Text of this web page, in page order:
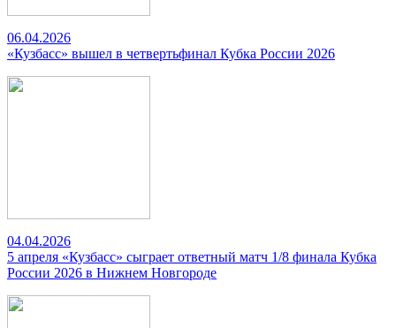
06.04.2026
«Кузбасс» вышел в четвертьфинал Кубка России 2026
04.04.2026
5 апреля «Кузбасс» сыграет ответный матч 1/8 финала Кубка
России 2026 в Нижнем Новгороде